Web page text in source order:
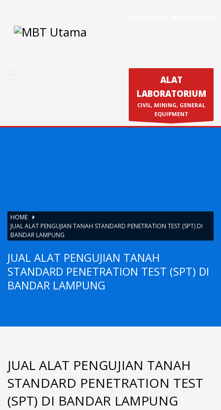
Contact Us
PT. MBT UTAMA
ALAT
LABORATORIUM
CIVIL, MINING, GENERAL
EQUIPMENT
HOME
JUAL ALAT PENGUJIAN TANAH STANDARD PENETRATION TEST (SPT) DI
BANDAR LAMPUNG
JUAL ALAT PENGUJIAN TANAH
STANDARD PENETRATION TEST (SPT) DI
BANDAR LAMPUNG
JUAL ALAT PENGUJIAN TANAH
STANDARD PENETRATION TEST
(SPT) DI BANDAR LAMPUNG